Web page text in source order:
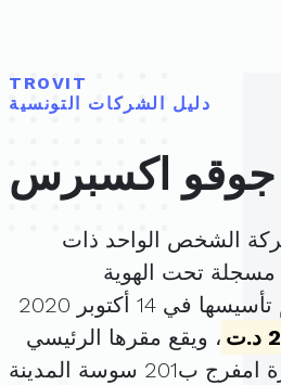
TROVIT
دليل الشركات التونسية
جوقو اكسبرس
الشخص الواحد ذات
مسجلة تحت الهوية
. تم تأسيسها في 14 أكتوبر 2020
، ويقع مقرها الرئيسي
في شارع الرباط عمارة امفرج ب201 سوسة المدينة